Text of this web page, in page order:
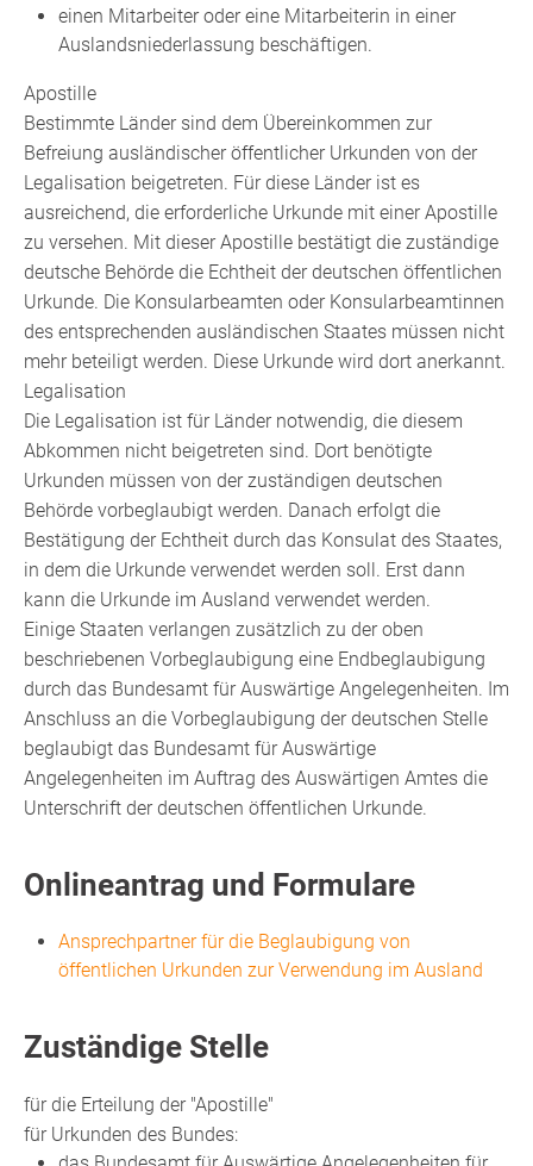
einen Mitarbeiter oder eine Mitarbeiterin in einer
Auslandsniederlassung beschäftigen.
Apostille
Bestimmte Länder sind dem Übereinkommen zur
Befreiung ausländischer öffentlicher Urkunden von der
Legalisation beigetreten. Für diese Länder ist es
ausreichend, die erforderliche Urkunde mit einer Apostille
zu versehen. Mit dieser Apostille bestätigt die zuständige
deutsche Behörde die Echtheit der deutschen öffentlichen
Urkunde. Die Konsularbeamten oder Konsularbeamtinnen
des entsprechenden ausländischen Staates müssen nicht
mehr beteiligt werden. Diese Urkunde wird dort anerkannt.
Legalisation
Die Legalisation ist für Länder notwendig, die diesem
Abkommen nicht beigetreten sind. Dort benötigte
Urkunden müssen von der zuständigen deutschen
Behörde vorbeglaubigt werden. Danach erfolgt die
Bestätigung der Echtheit durch das Konsulat des Staates,
in dem die Urkunde verwendet werden soll. Erst dann
kann die Urkunde im Ausland verwendet werden.
Einige Staaten verlangen zusätzlich zu der oben
beschriebenen Vorbeglaubigung eine Endbeglaubigung
durch das Bundesamt für Auswärtige Angelegenheiten. Im
Anschluss an die Vorbeglaubigung der deutschen Stelle
beglaubigt das Bundesamt für Auswärtige
Angelegenheiten im Auftrag des Auswärtigen Amtes die
Unterschrift der deutschen öffentlichen Urkunde.
Onlineantrag und Formulare
Ansprechpartner für die Beglaubigung von
öffentlichen Urkunden zur Verwendung im Ausland
Zuständige Stelle
für die Erteilung der "Apostille"
für Urkunden des Bundes: